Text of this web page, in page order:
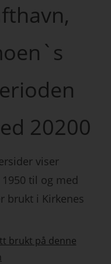
20200
viser
til og med
brukt i Kirkenes
brukt på denne